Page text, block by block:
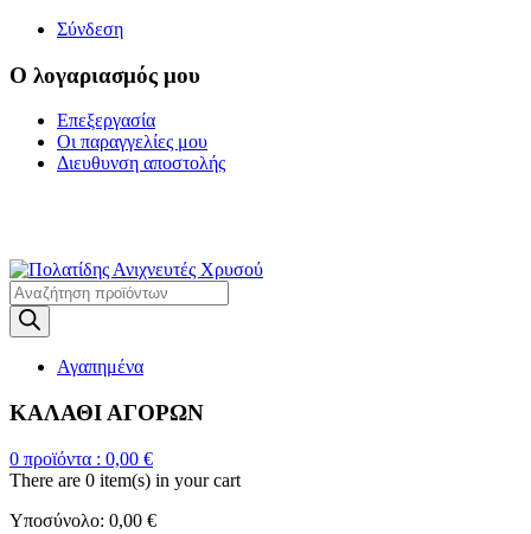
Σύνδεση
Ο λογαριασμός μου
Επεξεργασία
Οι παραγγελίες μου
Διευθυνση αποστολής
Products
search
Αγαπημένα
ΚΑΛΑΘΙ ΑΓΟΡΩΝ
0 προϊόντα : 0,00 €
There are 0 item(s) in your cart
Υποσύνολο: 0,00 €